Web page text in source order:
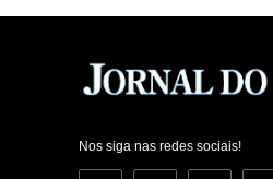
Nos siga nas redes sociais!